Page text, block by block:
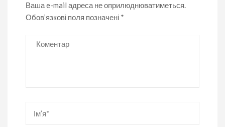
Ваша e-mail адреса не оприлюднюватиметься.
Обов’язкові поля позначені *
Коментар